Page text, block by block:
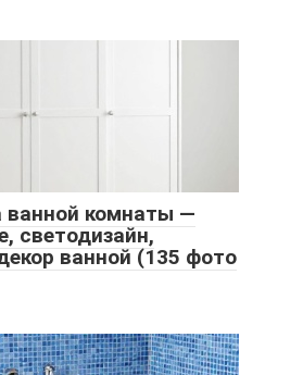
ванной комнаты —
светодизайн,
ванной (135 фото